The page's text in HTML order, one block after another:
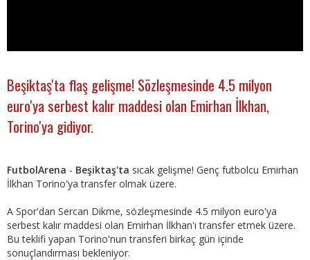
Beşiktaş'ta flaş gelişme! Sözleşmesinde 4.5 milyon
euro'ya serbest kalır maddesi olan Emirhan İlkhan,
Torino'ya gidiyor.
FutbolArena - Beşiktaş'ta sıcak gelişme! Genç futbolcu Emirhan
İlkhan Torino'ya transfer olmak üzere.
A Spor'dan Sercan Dikme, sözleşmesinde 4.5 milyon euro'ya
serbest kalır maddesi olan Emirhan İlkhan'ı transfer etmek üzere.
Bu teklifi yapan Torino'nun transferi birkaç gün içinde
sonuçlandırması bekleniyor.